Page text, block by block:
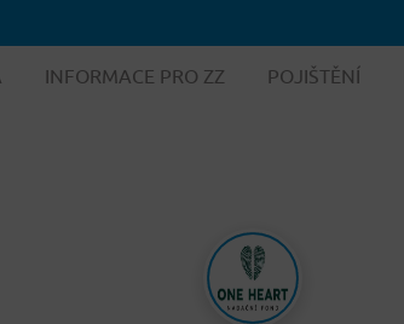
INFORMACE PRO ZZ POJIŠTĚNÍ